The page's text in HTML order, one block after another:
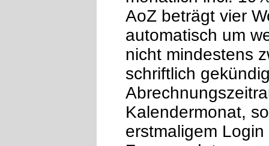
AoZ beträgt vier
automatisch um
nicht mindestens
schriftlich
Kalendermonat,
erstmaligem